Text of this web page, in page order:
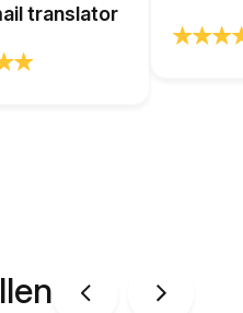
translator